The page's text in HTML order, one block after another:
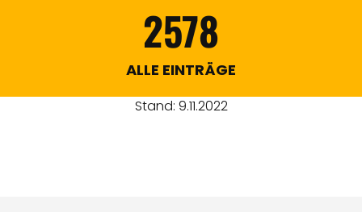
2578
ALLE EINTRÄGE
Stand: 9.11.2022